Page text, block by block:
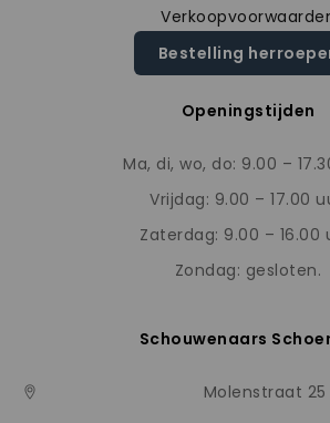
Bestelling
Openingstijden
Ma, di, wo, do: 9.00 –
Vrijdag: 9.00 – 17.00
Zaterdag: 9.00 – 16.00
Zondag: gesloten.
Schouwenaars
Molenstraat 25